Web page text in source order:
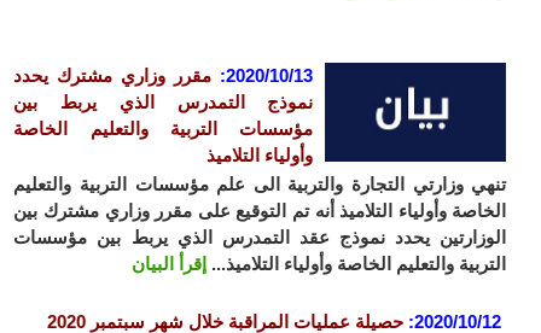
2020/10/13
: مقرر وزاري مشترك يحدد
نموذج التمدرس الذي يربط بين
مؤسسات التربية والتعليم الخاصة
وأولياء التلاميذ
وزارتي التجارة والتربية الى علم مؤسسات التربية والتعليم
وأولياء التلاميذ أنه تم التوقيع على مقرر وزاري مشترك بين
يحدد نموذج عقد التمدرس الذي يربط بين مؤسسات
والتعليم الخاصة وأولياء التلاميذ...إقرأ البيان
2020/10/
:حصيلة عمليات المراقبة خلال شهر سبتمبر 2020